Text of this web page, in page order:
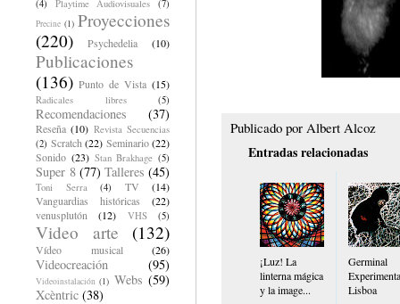
Publicado por Albert Alcoz
Entradas relacionadas
¡Luz! La
linterna mágica
y la image...
Germinal
Lisboa
(4)
Playtime Audiovisuales (7)
Precine (1) Proyecciones
(220)
Psychedelia (10)
Publicaciones
(136) Punto de Vista (15)
Radicales libres (5)
Recomendaciones (37)
Reseña (10) Revista Secuencias
(2) Scratch (22) Seminario (22)
Sonido (23) Stan Brakhage (5)
Super 8 (77) Talleres (45)
Toni Serra (4) TV
(14)
Vanguardias históricas
(22)
venusplutón
(12) VHS (5)
Video arte (132)
Vídeo musical (26)
Videocreación (95)
Videoinstalación (1) Webs (59)
Xcèntric (38)